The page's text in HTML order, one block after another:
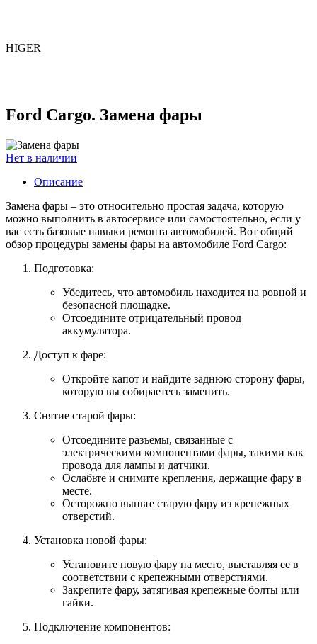
HIGER
Ford Cargo. Замена фары
Нет в наличии
Описание
Замена фары – это относительно простая задача, которую
можно выполнить в автосервисе или самостоятельно, если у
вас есть базовые навыки ремонта автомобилей. Вот общий
обзор процедуры замены фары на автомобиле Ford Cargo:
Подготовка:
Убедитесь, что автомобиль находится на ровной и
безопасной площадке.
Отсоедините отрицательный провод
аккумулятора.
Доступ к фаре:
Откройте капот и найдите заднюю сторону фары,
которую вы собираетесь заменить.
Снятие старой фары:
Отсоедините разъемы, связанные с
электрическими компонентами фары, такими как
провода для лампы и датчики.
Ослабьте и снимите крепления, держащие фару в
месте.
Осторожно выньте старую фару из крепежных
отверстий.
Установка новой фары:
Установите новую фару на место, выставляя ее в
соответствии с крепежными отверстиями.
Закрепите фару, затягивая крепежные болты или
гайки.
Подключение компонентов: